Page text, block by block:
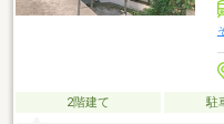
2階建て 駐